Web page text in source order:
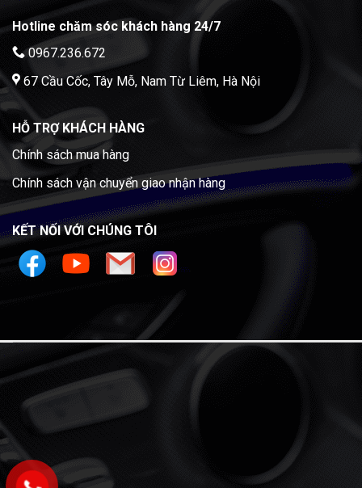
Hotline chăm sóc khách hàng 24/7
0967.236.672
67 Cầu Cốc, Tây Mỗ, Nam Từ Liêm, Hà Nội
HỖ TRỢ KHÁCH HÀNG
Chính sách mua hàng
Chính sách vận chuyển giao nhận hàng
KẾT NỐI VỚI CHÚNG TÔI